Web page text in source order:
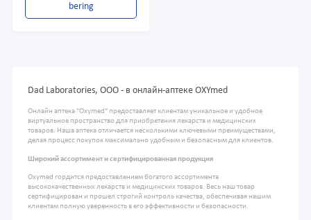
bering
Dad Laboratories, ООО - в онлайн-аптеке OXYmed
Онлайн аптека "Oxymed" предоставляет клиентам уникальное и удобное
виртуальное пространство для приобретения лекарств и медицинских
товаров. Наша аптека отличается несколькими ключевыми преимуществами,
делая процесс покупок максимально удобным и безопасным для клиентов.
Широкий ассортимент и сертифицированная продукция
Oxymed гордится предоставлением богатого ассортимента
высококачественных лекарств и медицинских товаров. Весь наш товар
сертифицирован и прошел строгий контроль качества, обеспечивая нашим
клиентам полную уверенность в его эффективности и безопасности.